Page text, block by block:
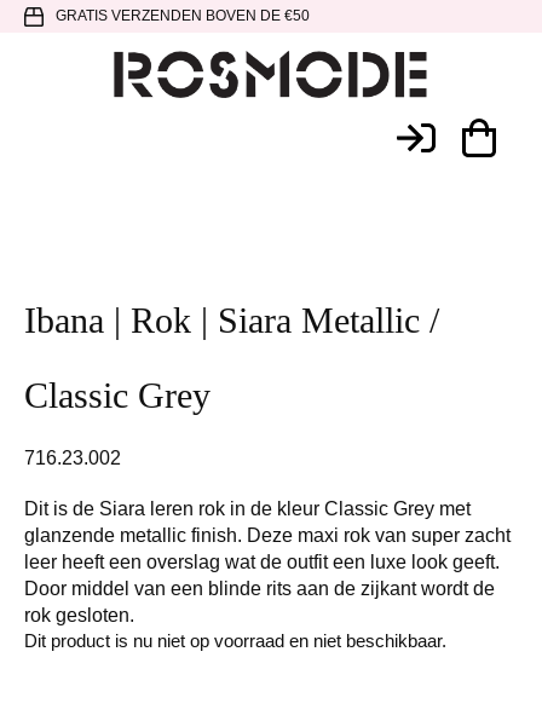
Spring
hoofdnavigatie
Door
SpringGRATIS VERZENDEN BOVEN DE €50
Ibana | Rok | Siara Metallic /
Classic Grey
716.23.002
Dit is de Siara leren rok in de kleur Classic Grey met
glanzende metallic finish. Deze maxi rok van super zacht
leer heeft een overslag wat de outfit een luxe look geeft.
Door middel van een blinde rits aan de zijkant wordt de
rok gesloten.
Dit product is nu niet op voorraad en niet beschikbaar.